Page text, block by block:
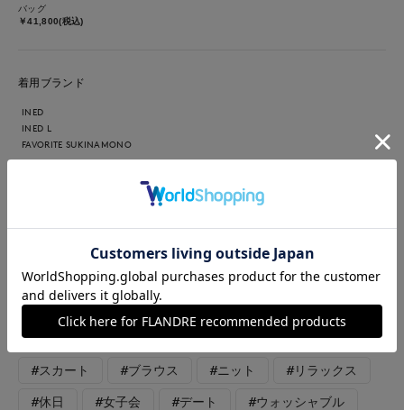
バッグ
￥41,800(税込)
着用ブランド
INED
INED L
FAVORITE SUKINAMONO
【着用サイズ/カラー】ニット：9号/オフホワイト スカート：9
号/ブラウン ブラウス：9号/ストライプ 軽やかなTニットに、
ブラウンのスカートを合わせたリラックス感のあるコーディネー
トです。 肩掛けしたブラウスが程よいアクセントになり、こな
れた印象をプラス。 ふんわりと揺れるシルエットが魅力で、涼
しく快適にお召しいただけます。
#スカート #ブラウス #ニット #リラックス
#休日 #女子会 #デート #ウォッシャブル